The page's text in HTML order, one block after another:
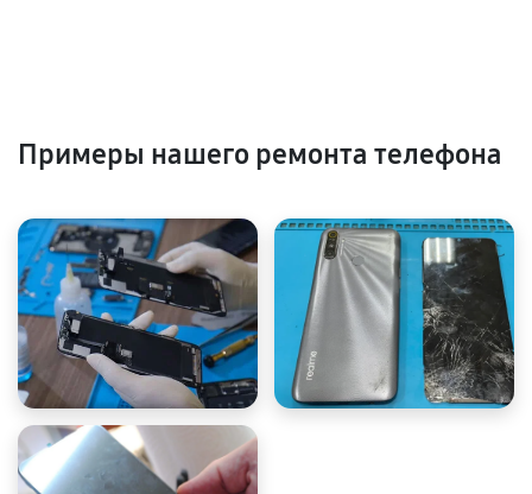
Примеры нашего ремонта телефона